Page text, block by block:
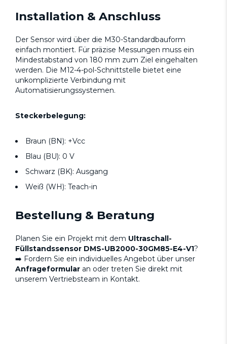
Installation & Anschluss
Der Sensor wird über die M30-Standardbauform
einfach montiert. Für präzise Messungen muss ein
Mindestabstand von 180 mm zum Ziel eingehalten
werden. Die M12-4-pol-Schnittstelle bietet eine
unkomplizierte Verbindung mit
Automatisierungssystemen.
Steckerbelegung:
Braun (BN): +Vcc
Blau (BU): 0 V
Schwarz (BK): Ausgang
Weiß (WH): Teach-in
Bestellung & Beratung
Planen Sie ein Projekt mit dem Ultraschall-
Füllstandssensor DMS-UB2000-30GM85-E4-V1?
➡️ Fordern Sie ein individuelles Angebot über unser
Anfrageformular an oder treten Sie direkt mit
unserem Vertriebsteam in Kontakt.